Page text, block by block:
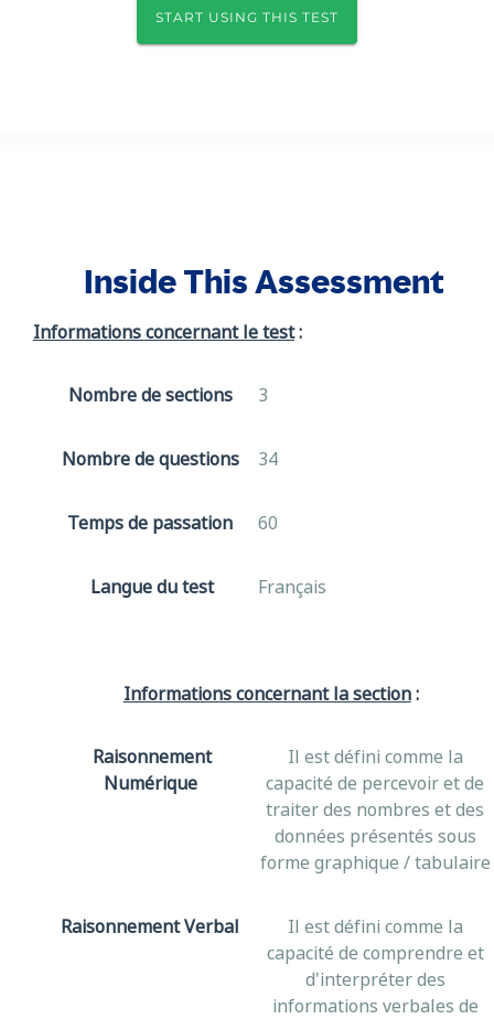
START USING THIS TEST
Inside This Assessment
Informations concernant le test:
Nombre de sections 3
Nombre de questions 34
Temps de passation 60
Langue du test Français
Informations concernant la section:
Raisonnement
Numérique
Il est défini comme la
capacité de percevoir et de
traiter des nombres et des
données présentés sous
forme graphique / tabulaire
Raisonnement Verbal
Il est défini comme la
capacité de comprendre et
d'interpréter des
informations verbales de